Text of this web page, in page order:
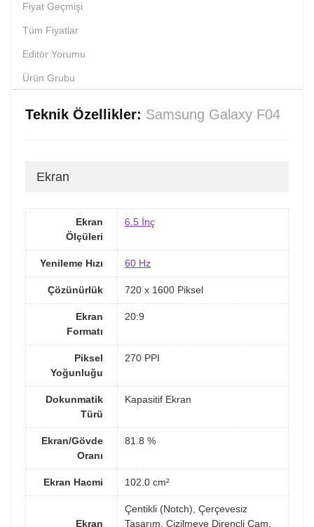
Fiyat Geçmişi
Tüm Fiyatlar
Editör Yorumu
Ürün Grubu
Teknik Özellikler: Samsung Galaxy F04
Ekran
Ekran
Ölçüleri
6.5 İnç
Yenileme Hızı 60 Hz
Çözünürlük 720 x 1600 Piksel
Ekran
Formatı
20:9
Piksel
Yoğunluğu
270 PPI
Dokunmatik
Türü
Kapasitif Ekran
Ekran/Gövde
Oranı
81.8 %
Ekran Hacmi 102.0 cm²
Ekran
Çentikli (Notch), Çerçevesiz
Tasarım, Çizilmeye Dirençli Cam,